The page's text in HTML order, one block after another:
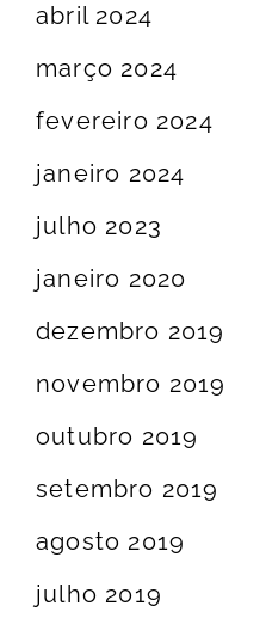
abril 2024
março 2024
fevereiro 2024
janeiro 2024
julho 2023
janeiro 2020
dezembro 2019
novembro 2019
outubro 2019
setembro 2019
agosto 2019
julho 2019